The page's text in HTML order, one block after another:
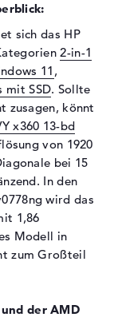
glänzend,
HDR, AMD
für Medien
sich das HP
2-in-1
11 ,
mit SSD. Sollte
zusagen, könnt
x360 13-bd
von 1920
bei 15
In den
wird das
1,86
Modell in
zum Großteil
der AMD